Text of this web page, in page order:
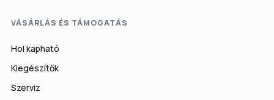
VÁSÁRLÁS ÉS TÁMOGATÁS
Hol kapható
Kiegészítők
Szerviz